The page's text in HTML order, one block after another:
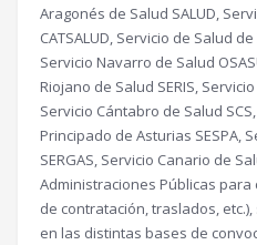
Aragonés de Salud SALUD,
CATSALUD, Servicio de Salud
Servicio Navarro de Salud
Riojano de Salud SERIS,
Servicio Cántabro de Salud
Principado de Asturias SESPA,
SERGAS, Servicio Canario de
Administraciones Públicas
de contratación, traslados,
en las distintas bases de